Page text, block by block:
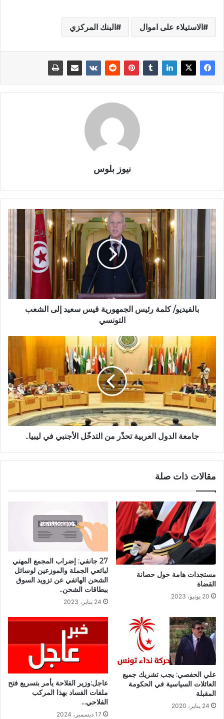
الاستيلاء على اموال البنك المركزي
نيوز بلوس
بالفيديو/ كلمة رئيس الجمهورية قيس سعيد إلى الشعب
التونسي
جامعة الدول العربية تحذّر من التدخّل الأجنبي في ليبيا..
مقالات ذات صلة
مستجدات هامة حول حصانة
القضاة
20 يونيو، 2023
27 جانفي: إضراب المجمع المهني
لبائعي الجملة والموزعين لوسائل
الشحن الهاتفي عن تزويد السوق
ببطاقات الشحن..
24 يناير، 2023
علي الحفصي: يجب تشريك جميع
العائلات السياسية في الحكومة
المقبلة
24 يناير، 2020
عاجل:وزير الفلاحة يأمر بتسريع فتح
ملفات الفساد بهذا المركب
الفلاحي…
17 ديسمبر، 2024